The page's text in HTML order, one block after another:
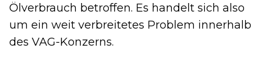
Ölverbrauch betroffen. Es handelt sich also
um ein weit verbreitetes Problem innerhalb
des VAG-Konzerns.